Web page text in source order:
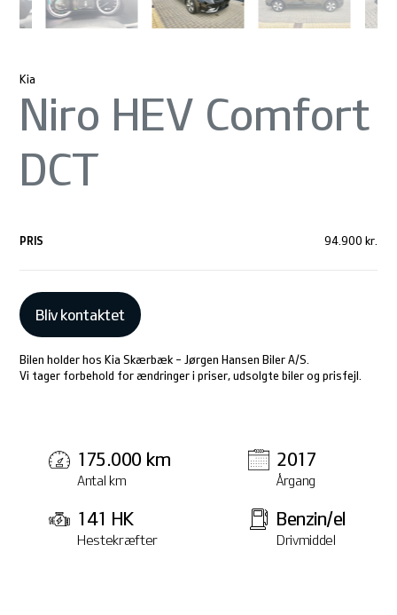
Kia
Niro HEV Comfort
DCT
PRIS 94.900 kr.
Bliv kontaktet
Bilen holder hos Kia Skærbæk - Jørgen Hansen Biler A/S.
Vi tager forbehold for ændringer i priser, udsolgte biler og prisfejl.
175.000 km
Antal km
2017
Årgang
141 HK
Hestekræfter
Benzin/el
Drivmiddel